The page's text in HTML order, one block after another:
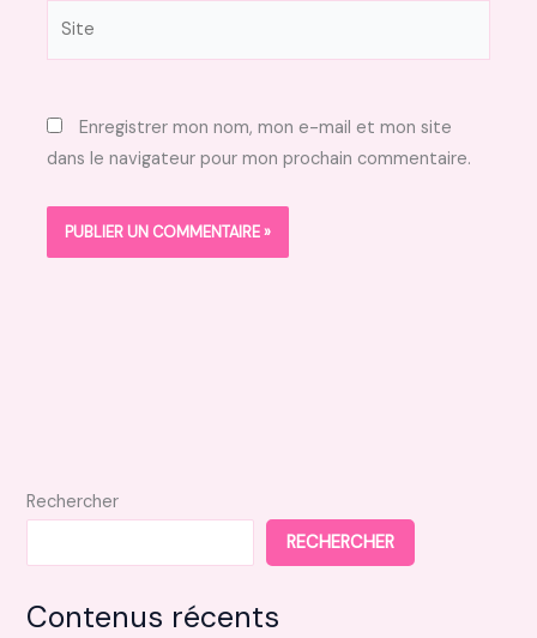
Enregistrer mon nom, mon e-mail et mon site
dans le navigateur pour mon prochain commentaire.
Rechercher
RECHERCHER
Contenus récents